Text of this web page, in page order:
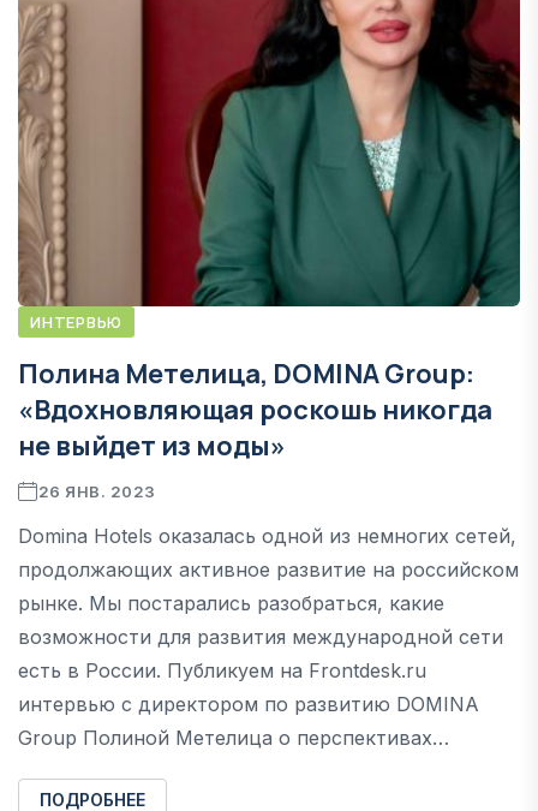
ИНТЕРВЬЮ
Полина Метелица, DOMINA Group:
«Вдохновляющая роскошь никогда
не выйдет из моды»
26 ЯНВ. 2023
Domina Hotels оказалась одной из немногих сетей,
продолжающих активное развитие на российском
рынке. Мы постарались разобраться, какие
возможности для развития международной сети
есть в России. Публикуем на Frontdesk.ru
интервью с директором по развитию DOMINA
Group Полиной Метелица о перспективах…
ПОДРОБНЕЕ